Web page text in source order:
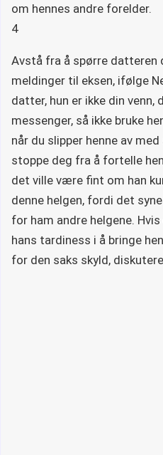
om hennes andre forelder.
4
Avstå fra å spørre datteren
meldinger til eksen, ifølge
datter, hun er ikke din
messenger, så ikke bruke
når du slipper henne av
stoppe deg fra å fortelle
det ville være fint om han
denne helgen, fordi det
for ham andre helgene.
hans tardiness i å bringe
for den saks skyld,